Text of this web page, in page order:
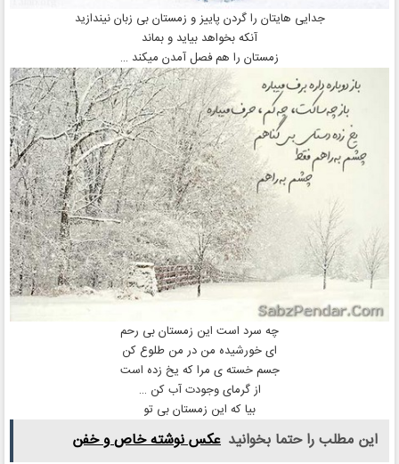
جدایی هایتان را گردن پاییز و زمستان بی زبان نیندازید
آنکه بخواهد بیاید و بماند
زمستان را هم فصل آمدن میکند …
چه سرد است این زمستان بی رحم
ای خورشیده من در من طلوع کن
جسم خسته ی مرا که یخ زده است
از گرمای وجودت آب کن …
بیا که این زمستان بی تو
این مطلب را حتما بخوانید عکس نوشته خاص و خفن